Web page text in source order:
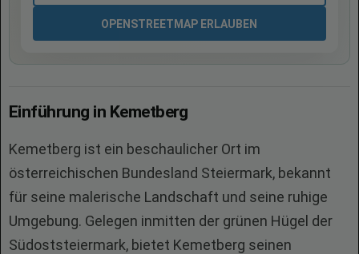
OPENSTREETMAP ERLAUBEN
Einführung in Kemetberg
Kemetberg ist ein beschaulicher Ort im
österreichischen Bundesland Steiermark, bekannt
für seine malerische Landschaft und seine ruhige
Umgebung. Gelegen inmitten der grünen Hügel der
Südoststeiermark, bietet Kemetberg seinen